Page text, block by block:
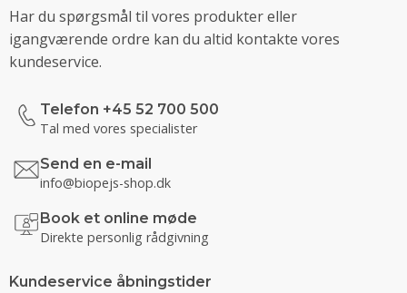
Har du spørgsmål til vores produkter eller
igangværende ordre kan du altid kontakte vores
kundeservice.
Telefon +45 52 700 500
Tal med vores specialister
Send en e-mail
info@biopejs-shop.dk
Book et online møde
Direkte personlig rådgivning
Kundeservice åbningstider